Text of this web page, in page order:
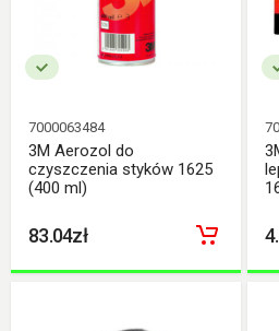
7000063484
3M Aerozol do
czyszczenia styków 1625
(400 ml)
83.04zł